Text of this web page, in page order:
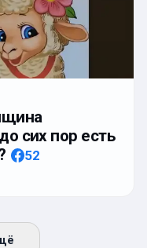
сих пор есть
52